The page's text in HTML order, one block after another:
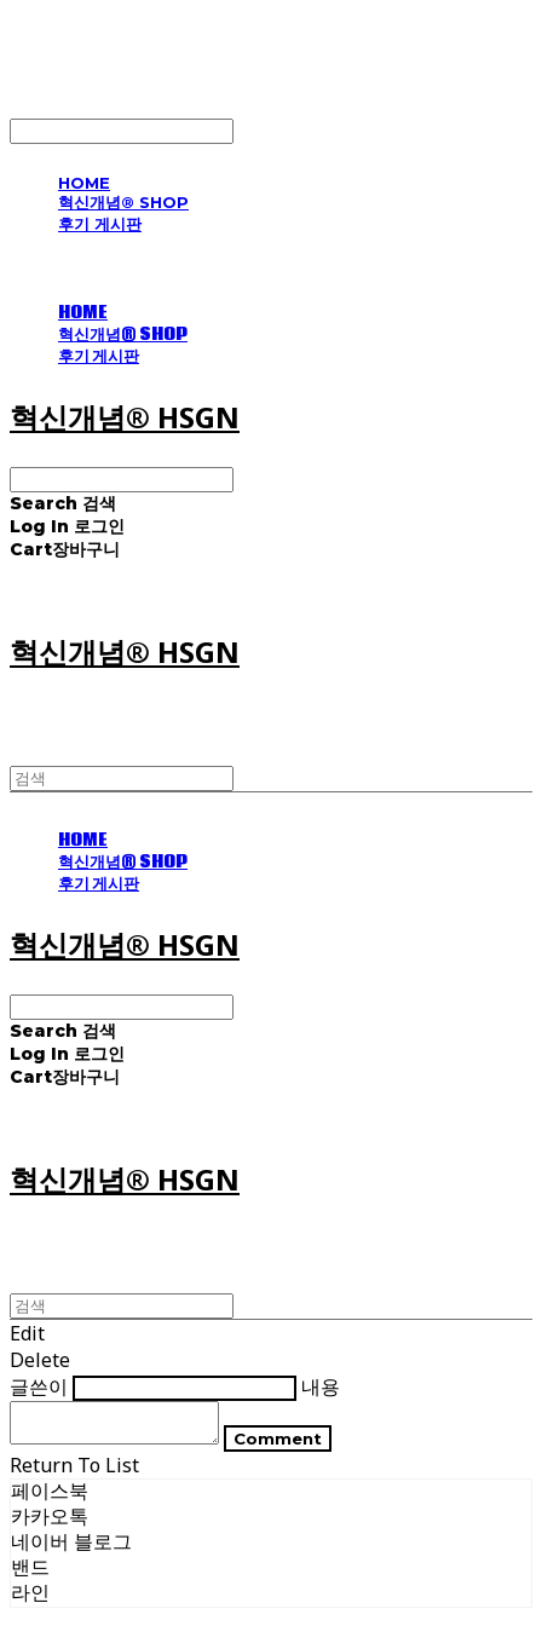
HOME
혁신개념® SHOP
후기 게시판
HOME
혁신개념® SHOP
후기 게시판
혁신개념® HSGN
Search 검색
Log In 로그인
Cart장바구니
혁신개념® HSGN
HOME
혁신개념® SHOP
후기 게시판
혁신개념® HSGN
Search 검색
Log In 로그인
Cart장바구니
혁신개념® HSGN
Edit
Delete
글쓴이
내용
Comment
Return To List
페이스북
카카오톡
네이버 블로그
밴드
라인